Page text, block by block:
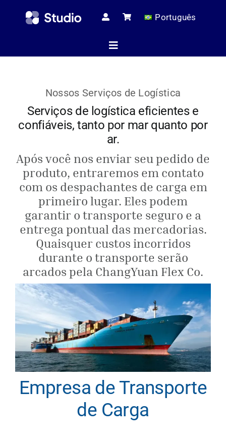
Português
Toggle
Artigos
Todos os
Obter
Nossos Serviços de Logística
Serviços de logística eficientes e
confiáveis, tanto por mar quanto por
ar.
Após você nos enviar seu pedido de
produto, entraremos em contato
com os despachantes de carga em
primeiro lugar. Eles podem
garantir o transporte seguro e a
entrega pontual das mercadorias.
Quaisquer custos incorridos
durante o transporte serão
arcados pela ChangYuan Flex Co.
Empresa de Transporte
de Carga